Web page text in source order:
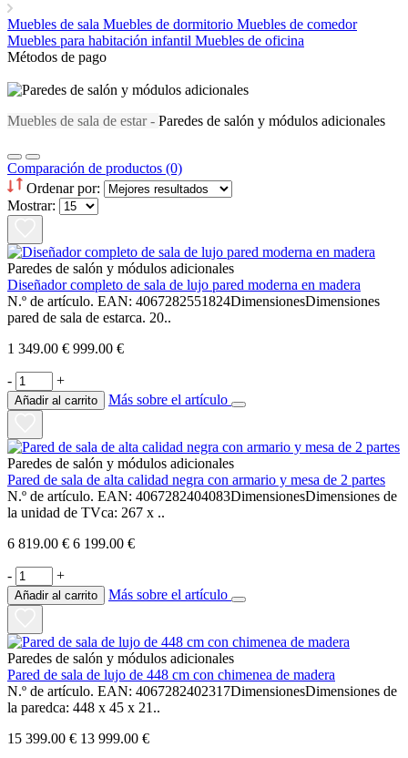
Muebles de sala Muebles de dormitorio Muebles de comedor
Muebles para habitación infantil Muebles de oficina
Métodos de pago
Muebles de sala de estar - Paredes de salón y módulos adicionales
Comparación de productos (0)
Ordenar por:
Mostrar:
Paredes de salón y módulos adicionales
Diseñador completo de sala de lujo pared moderna en madera
N.º de artículo. EAN: 4067282551824DimensionesDimensiones
pared de sala de estarca. 20..
1 349.00 € 999.00 €
- +
Añadir al carrito Más sobre el artículo
Paredes de salón y módulos adicionales
Pared de sala de alta calidad negra con armario y mesa de 2 partes
N.º de artículo. EAN: 4067282404083DimensionesDimensiones de
la unidad de TVca: 267 x ..
6 819.00 € 6 199.00 €
- +
Añadir al carrito Más sobre el artículo
Paredes de salón y módulos adicionales
Pared de sala de lujo de 448 cm con chimenea de madera
N.º de artículo. EAN: 4067282402317DimensionesDimensiones de
la paredca: 448 x 45 x 21..
15 399.00 € 13 999.00 €